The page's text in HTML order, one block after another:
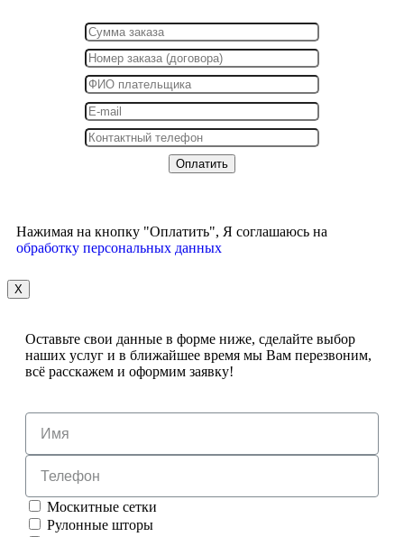
Нажимая на кнопку "Оплатить", Я соглашаюсь на
обработку персональных данных
X
Оставьте свои данные в форме ниже, сделайте выбор
наших услуг и в ближайшее время мы Вам перезвоним,
всё расскажем и оформим заявку!
Москитные сетки
Рулонные шторы